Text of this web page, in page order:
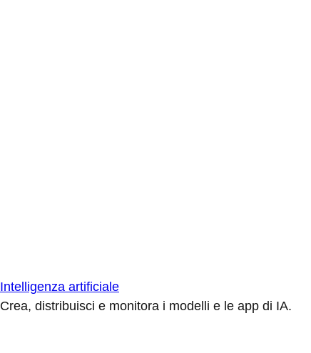
Intelligenza artificiale
Crea, distribuisci e monitora i modelli e le app di IA.